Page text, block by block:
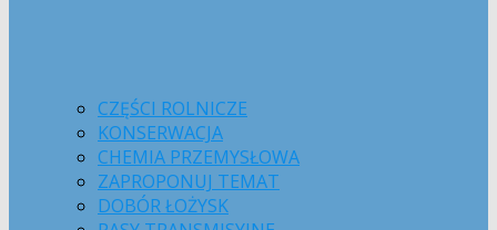
CZĘŚCI ROLNICZE
KONSERWACJA
CHEMIA PRZEMYSŁOWA
ZAPROPONUJ TEMAT
DOBÓR ŁOŻYSK